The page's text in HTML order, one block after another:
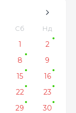
Сб Нд
1
2
8
9
15
16
22
23
29
30